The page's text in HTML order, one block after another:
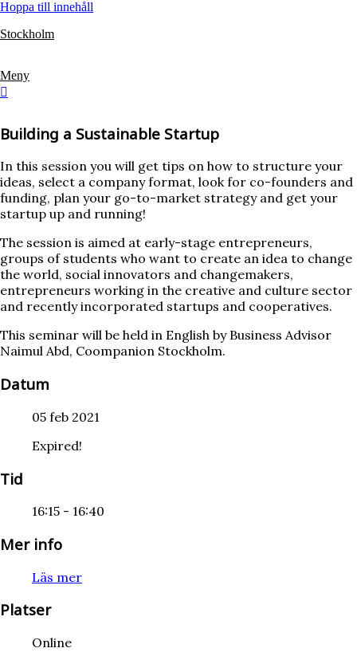
Hoppa till innehåll
Stockholm
Meny
Building a Sustainable Startup
In this session you will get tips on how to structure your
ideas, select a company format, look for co-founders and
funding, plan your go-to-market strategy and get your
startup up and running!
The session is aimed at early-stage entrepreneurs,
groups of students who want to create an idea to change
the world, social innovators and changemakers,
entrepreneurs working in the creative and culture sector
and recently incorporated startups and cooperatives.
This seminar will be held in English by Business Advisor
Naimul Abd, Coompanion Stockholm.
Datum
05 feb 2021
Expired!
Tid
16:15 - 16:40
Mer info
Läs mer
Platser
Online